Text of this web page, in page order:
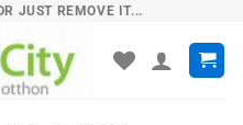
JUST REMOVE IT...